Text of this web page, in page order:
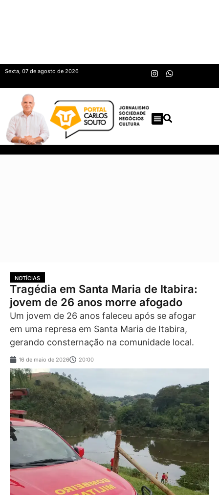
Sexta, 07 de agosto de 2026
NOTÍCIAS
Tragédia em Santa Maria de Itabira:
jovem de 26 anos morre afogado
Um jovem de 26 anos faleceu após se afogar
em uma represa em Santa Maria de Itabira,
gerando consternação na comunidade local.
16 de maio de 2026 20:00